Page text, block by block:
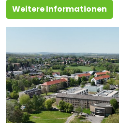
Weitere Informationen